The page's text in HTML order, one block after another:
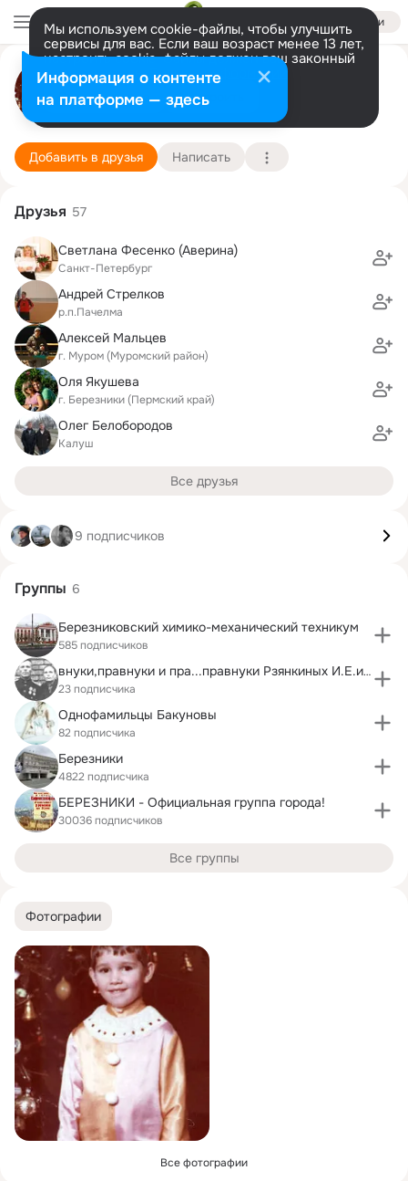
Войти
Мы используем cookie-файлы, чтобы улучшить
сервисы для вас. Если ваш возраст менее 13 лет,
настроить cookie-файлы должен ваш законный
представитель. Больше информации
Разрешить все Настроить
Алексей Бакунов
Березники
18 февраля (42 года)
1 школа им. А.С. ПушкинаПодробнее
Добавить в друзья Написать
Фотографии
Все фотографии
Друзья 57
Светлана Фесенко (Аверина)
Санкт-Петербург
Андрей Стрелков
р.п.Пачелма
Алексей Мальцев
г. Муром (Муромский район)
Оля Якушева
г. Березники (Пермский край)
Олег Белобородов
Калуш
Все друзья
9 подписчиков
Группы 6
Березниковский химико-механический техникум
585 подписчиков
внуки,правнуки и пра...правнуки Рзянкиных И.Е.и Н.
23 подписчика
Однофамильцы Бакуновы
82 подписчика
Березники
4822 подписчика
БЕРЕЗНИКИ - Официальная группа города!
30036 подписчиков
Все группы
Информация о контенте
на платформе — здесь